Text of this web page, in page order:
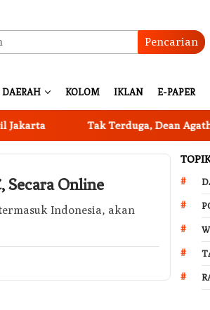
Pencarian
DAERAH KOLOM IKLAN E-PAPER
Tak Terduga, Dean Agatha
Secara Online
Indonesia, akan